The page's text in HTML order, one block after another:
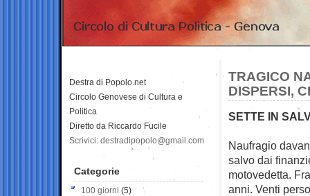
TRAGICO
DISPERSI,
SETTE IN
Naufragio
salvo dai
motovedetta.
anni. Venti
Destra di Popolo.net
Circolo Genovese di Cultura e
Politica
Diretto da Riccardo Fucile
Scrivici: destradipopolo@gmail.com
Categorie
100 giorni (5)